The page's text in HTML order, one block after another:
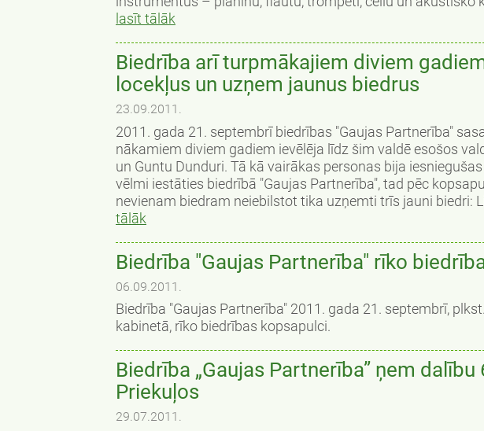
lasīt tālāk
Biedrība arī turpmākajiem diviem
locekļus un uzņem jaunus biedrus
23.09.2011.
2011. gada 21. septembrī biedrības "Gaujas Partnerība"
nākamiem diviem gadiem ievēlēja līdz šim valdē esošos
un Guntu Dunduri. Tā kā vairākas personas bija
vēlmi iestāties biedrībā "Gaujas Partnerība", tad pēc
nevienam biedram neiebilstot tika uzņemti trīs jauni biedri:
tālāk
Biedrība "Gaujas Partnerība" rīko
06.09.2011.
Biedrība "Gaujas Partnerība" 2011. gada 21. septembrī,
kabinetā, rīko biedrības kopsapulci.
Biedrība „Gaujas Partnerība” ņem
Priekuļos
29.07.2011.